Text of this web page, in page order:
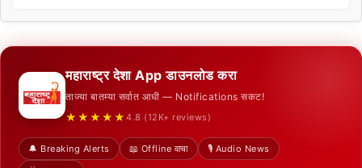
महाराष्ट्र देशा App डाउनलोड करा
ताज्या बातम्या सर्वात आधी — Notifications सकट!
★★★★★ 4.8 (12K+ reviews)
🔔 Breaking Alerts 📖 Offline वाचा
🎙️ Audio News